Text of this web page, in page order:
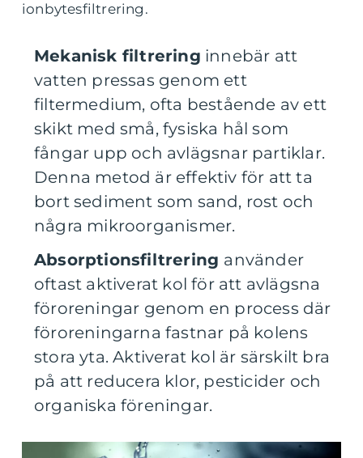
ionbytesfiltrering.
Mekanisk filtrering innebär att
vatten pressas genom ett
filtermedium, ofta bestående av ett
skikt med små, fysiska hål som
fångar upp och avlägsnar partiklar.
Denna metod är effektiv för att ta
bort sediment som sand, rost och
några mikroorganismer.
Absorptionsfiltrering använder
oftast aktiverat kol för att avlägsna
föroreningar genom en process där
föroreningarna fastnar på kolens
stora yta. Aktiverat kol är särskilt bra
på att reducera klor, pesticider och
organiska föreningar.